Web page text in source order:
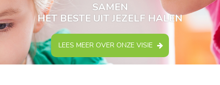
SAMEN
HET BESTE UIT JEZELF HALEN
LEES MEER OVER ONZE VISIE